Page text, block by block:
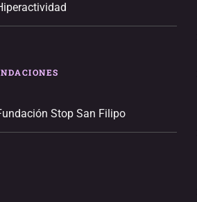
Stop San Filipo